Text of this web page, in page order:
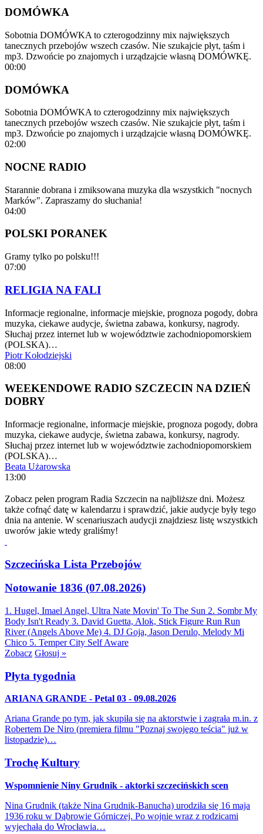
DOMÓWKA
Sobotnia DOMÓWKA to czterogodzinny mix największych
tanecznych przebojów wszech czasów. Nie szukajcie płyt, taśm i
mp3. Dzwońcie po znajomych i urządzajcie własną DOMÓWKĘ.
00:00
DOMÓWKA
Sobotnia DOMÓWKA to czterogodzinny mix największych
tanecznych przebojów wszech czasów. Nie szukajcie płyt, taśm i
mp3. Dzwońcie po znajomych i urządzajcie własną DOMÓWKĘ.
02:00
NOCNE RADIO
Starannie dobrana i zmiksowana muzyka dla wszystkich "nocnych
Marków". Zapraszamy do słuchania!
04:00
POLSKI PORANEK
Gramy tylko po polsku!!!
07:00
RELIGIA NA FALI
Informacje regionalne, informacje miejskie, prognoza pogody, dobra
muzyka, ciekawe audycje, świetna zabawa, konkursy, nagrody.
Słuchaj przez internet lub w województwie zachodniopomorskiem
(POLSKA)…
Piotr Kołodziejski
08:00
WEEKENDOWE RADIO SZCZECIN NA DZIEŃ
DOBRY
Informacje regionalne, informacje miejskie, prognoza pogody, dobra
muzyka, ciekawe audycje, świetna zabawa, konkursy, nagrody.
Słuchaj przez internet lub w województwie zachodniopomorskiem
(POLSKA)…
Beata Użarowska
13:00
Zobacz pełen program Radia Szczecin na najbliższe dni. Możesz
także cofnąć datę w kalendarzu i sprawdzić, jakie audycje były tego
dnia na antenie. W scenariuszach audycji znajdziesz listę wszystkich
uworów jakie wtedy graliśmy!
Szczecińska Lista Przebojów
Notowanie 1836 (07.08.2026)
1. Hugel, Imael Angel, Ultra Nate Movin' To The Sun 2. Sombr My
Body Isn't Ready 3. David Guetta, Alok, Stick Figure Run Run
River (Angels Above Me) 4. DJ Goja, Jason Derulo, Melody Mi
Chico 5. Temper City Self Aware
Zobacz Głosuj »
Płyta tygodnia
ARIANA GRANDE - Petal 03 - 09.08.2026
Ariana Grande po tym, jak skupiła się na aktorstwie i zagrała m.in. z
Robertem De Niro (premiera filmu "Poznaj swojego teścia" już w
listopadzie)…
Trochę Kultury
Wspomnienie Niny Grudnik - aktorki szczecińskich scen
Nina Grudnik (także Nina Grudnik-Banucha) urodziła się 16 maja
1936 roku w Dąbrowie Górniczej. Po wojnie wraz z rodzicami
wyjechała do Wrocławia…